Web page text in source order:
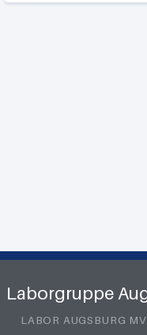
Laborgruppe
LABOR AUGSBURG